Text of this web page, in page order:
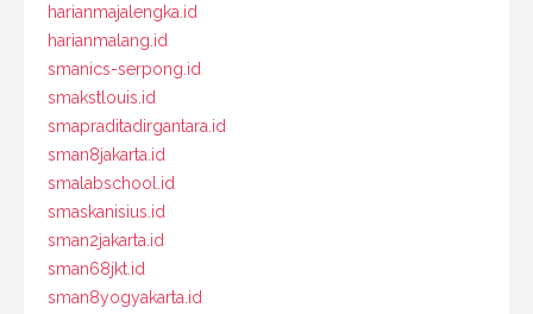
harianmajalengka.id
harianmalang.id
smanics-serpong.id
smakstlouis.id
smapraditadirgantara.id
sman8jakarta.id
smalabschool.id
smaskanisius.id
sman2jakarta.id
sman68jkt.id
sman8yogyakarta.id